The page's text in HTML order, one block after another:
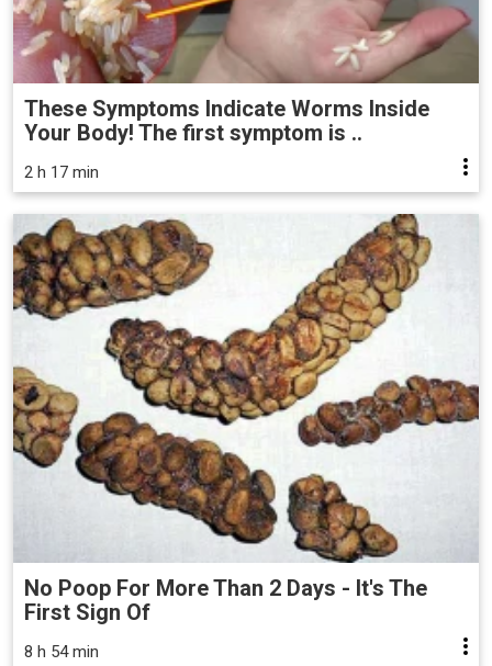
These Symptoms Indicate Worms Inside
Your Body! The first symptom is ..
2 h 17 min
No Poop For More Than 2 Days - It's The
First Sign Of
8 h 54 min